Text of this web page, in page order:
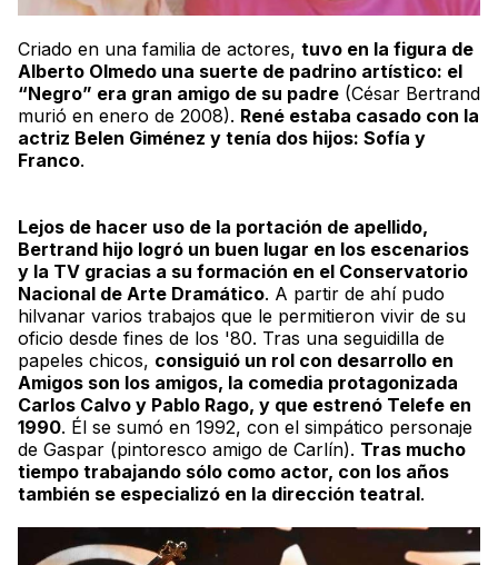
Criado en una familia de actores, tuvo en la figura de
Alberto Olmedo una suerte de padrino artístico: el
“Negro” era gran amigo de su padre (César Bertrand
murió en enero de 2008). René estaba casado con la
actriz Belen Giménez y tenía dos hijos: Sofía y
Franco.
Lejos de hacer uso de la portación de apellido,
Bertrand hijo logró un buen lugar en los escenarios
y la TV gracias a su formación en el Conservatorio
Nacional de Arte Dramático. A partir de ahí pudo
hilvanar varios trabajos que le permitieron vivir de su
oficio desde fines de los '80. Tras una seguidilla de
papeles chicos, consiguió un rol con desarrollo en
Amigos son los amigos, la comedia protagonizada
Carlos Calvo y Pablo Rago, y que estrenó Telefe en
1990. Él se sumó en 1992, con el simpático personaje
de Gaspar (pintoresco amigo de Carlín). Tras mucho
tiempo trabajando sólo como actor, con los años
también se especializó en la dirección teatral.